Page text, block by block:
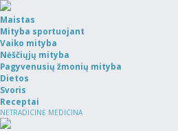
Maistas
Mityba sportuojant
Vaiko mityba
Nėščiųjų mityba
Pagyvenusių žmonių mityba
Dietos
Svoris
Receptai
NETRADICINĖ MEDICINA